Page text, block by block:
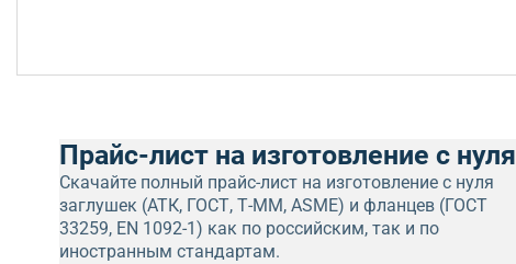
Прайс-лист на изготовление с нуля
Скачайте полный прайс-лист на изготовление с нуля
заглушек (АТК, ГОСТ, Т-ММ, ASME) и фланцев (ГОСТ
33259, EN 1092-1) как по российским, так и по
иностранным стандартам.